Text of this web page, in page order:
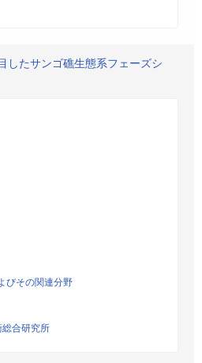
したサンゴ礁生態系フェーズシ
びその関連分野
総合研究所